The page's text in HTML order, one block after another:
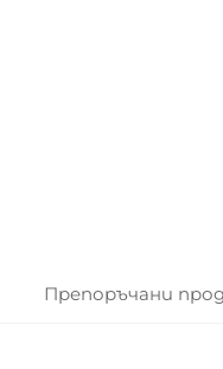
Препоръчани